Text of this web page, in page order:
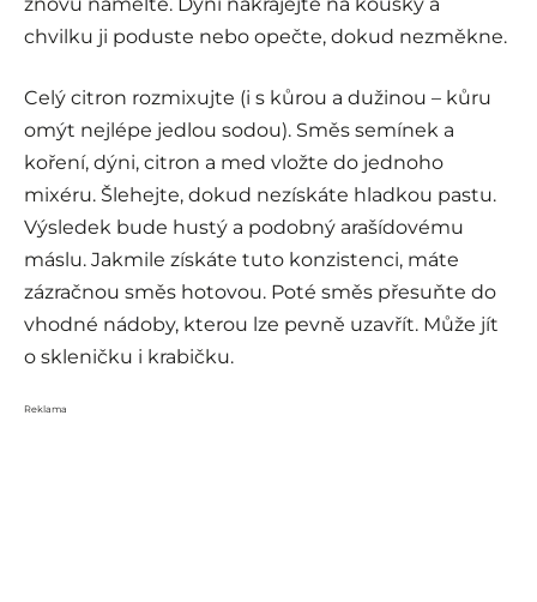
chvilku ji poduste nebo opečte, dokud nezměkne.
Celý citron rozmixujte (i s kůrou a dužinou – kůru
omýt nejlépe jedlou sodou). Směs semínek a
koření, dýni, citron a med vložte do jednoho
mixéru. Šlehejte, dokud nezískáte hladkou pastu.
Výsledek bude hustý a podobný arašídovému
máslu. Jakmile získáte tuto konzistenci, máte
zázračnou směs hotovou. Poté směs přesuňte do
vhodné nádoby, kterou lze pevně uzavřít. Může jít
o skleničku i krabičku.
Reklama